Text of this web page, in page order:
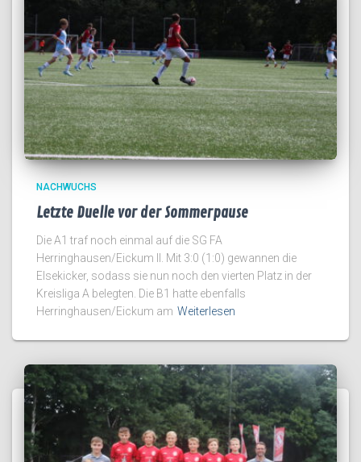
NACHWUCHS
Letzte Duelle vor der Sommerpause
Die A1 traf noch einmal auf die SG FA
Herringhausen/Eickum II. Mit 3:0 (1:0) gewannen die
Elsekicker, sodass sie nun noch den vierten Platz in der
Kreisliga A belegten. Die B1 hatte ebenfalls
Herringhausen/Eickum am Weiterlesen